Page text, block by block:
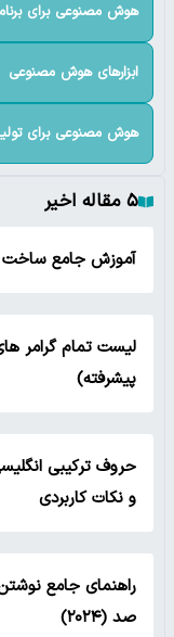
هوش مصنوعی برای
ابزارهای هوش مصنوعی
هوش مصنوعی برای
۵ مقاله اخیر
آموزش جامع ساخت
لیست تمام گرامر
پیشرفته)
حروف ترکیبی
و نکات کاربردی
راهنمای جامع
صد (۲۰۲۴)